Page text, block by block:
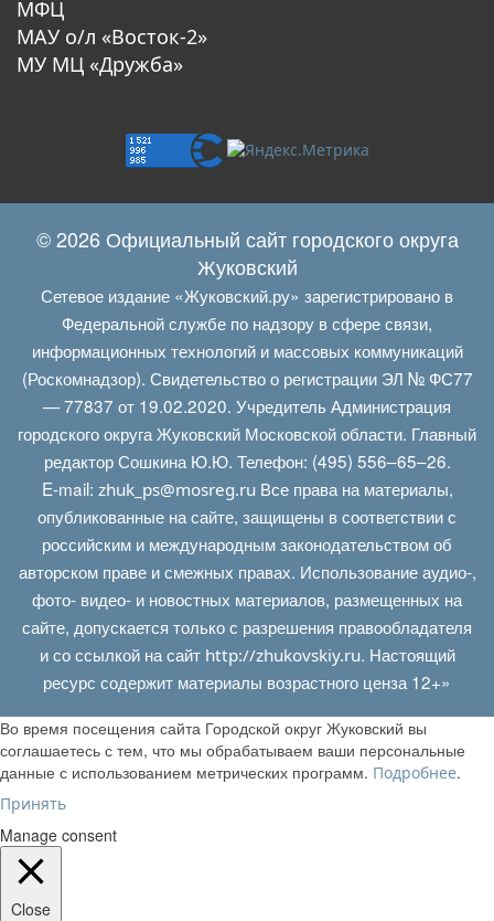
МФЦ
МАУ о/л «Восток-2»
МУ МЦ «Дружба»
© 2026 Официальный сайт городского округа
Жуковский
Сетевое издание «Жуковский.ру» зарегистрировано в
Федеральной службе по надзору в сфере связи,
информационных технологий и массовых коммуникаций
(Роскомнадзор). Свидетельство о регистрации ЭЛ № ФС77
— 77837 от 19.02.2020. Учредитель Администрация
городского округа Жуковский Московской области. Главный
редактор Сошкина Ю.Ю. Телефон: (495) 556–65–26.
E‑mail: zhuk_ps@mosreg.ruВсе права на материалы,
опубликованные на сайте, защищены в соответствии с
российским и международным законодательством об
авторском праве и смежных правах. Использование аудио-,
фото- видео- и новостных материалов, размещенных на
сайте, допускается только с разрешения правообладателя
и со ссылкой на сайт http://zhukovskiy.ru. Настоящий
ресурс содержит материалы возрастного ценза 12+»
Во время посещения сайта Городской округ Жуковский вы
соглашаетесь с тем, что мы обрабатываем ваши персональные
данные с использованием метрических программ. Подробнее.
Принять
Manage consent
Close